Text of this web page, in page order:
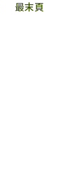
最末頁